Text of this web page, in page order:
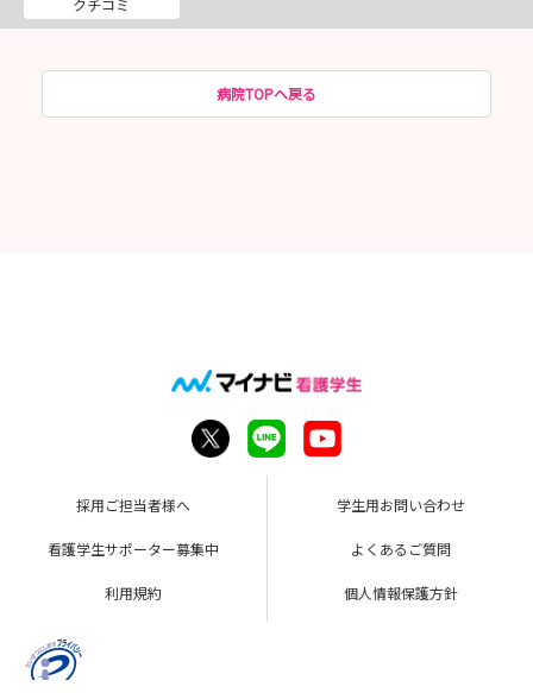
病院TOPへ戻る
採用ご担当者様へ 学生用お問い合わせ
看護学生サポーター募集中 よくあるご質問
利用規約 個人情報保護方針